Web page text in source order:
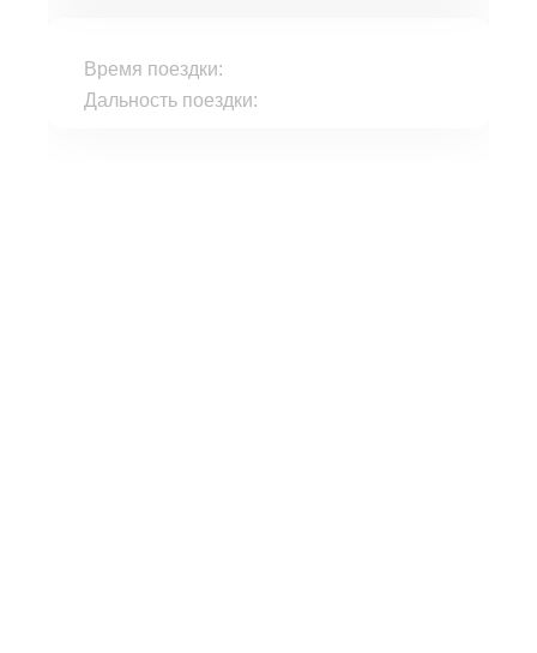
Время поездки:
Дальность поездки: